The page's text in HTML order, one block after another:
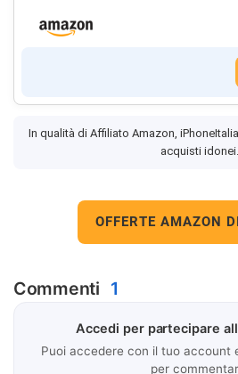
In qualità di Affiliato Amazon,
acquisti idonei.
OFFERTE AMAZON
Commenti 1
Accedi per partecipare
Puoi accedere con il tuo account
per